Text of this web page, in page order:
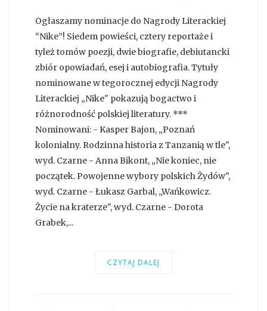
Ogłaszamy nominacje do Nagrody Literackiej
“Nike”! Siedem powieści, cztery reportaże i
tyleż tomów poezji, dwie biografie, debiutancki
zbiór opowiadań, esej i autobiografia. Tytuły
nominowane w tegorocznej edycji Nagrody
Literackiej „Nike" pokazują bogactwo i
różnorodność polskiej literatury. ***
Nominowani: - Kasper Bajon, „Poznań
kolonialny. Rodzinna historia z Tanzanią w tle",
wyd. Czarne - Anna Bikont, „Nie koniec, nie
początek. Powojenne wybory polskich Żydów",
wyd. Czarne - Łukasz Garbal, „Wańkowicz.
Życie na kraterze", wyd. Czarne - Dorota
Grabek,...
CZYTAJ DALEJ